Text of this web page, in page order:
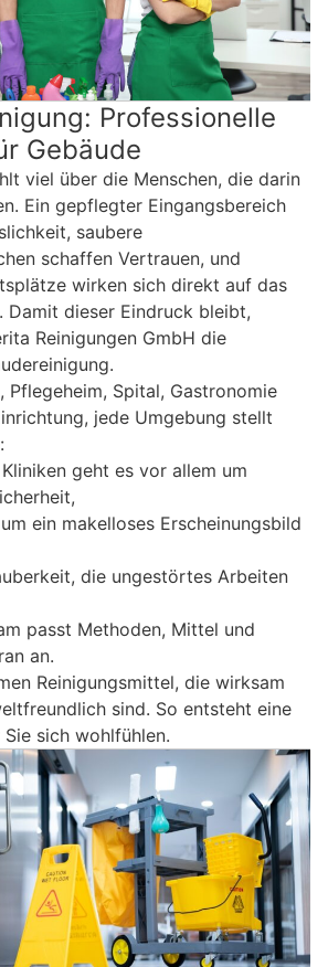
Professionelle
Gebäude
viel über die Menschen, die darin
Ein gepflegter Eingangsbereich
saubere
schaffen Vertrauen, und
wirken sich direkt auf das
Damit dieser Eindruck bleibt,
Reinigungen GmbH die
Pflegeheim, Spital, Gastronomie
jede Umgebung stellt
geht es vor allem um
ein makelloses Erscheinungsbild
die ungestörtes Arbeiten
passt Methoden, Mittel und
an.
Reinigungsmittel, die wirksam
sind. So entsteht eine
sich wohlfühlen.